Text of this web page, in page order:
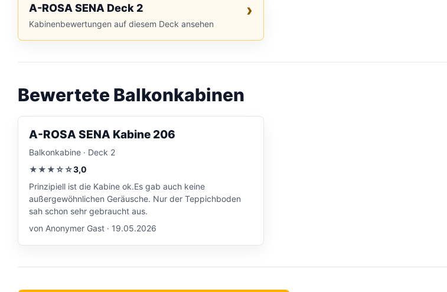
A-ROSA SENA Deck 2
Kabinenbewertungen auf diesem Deck ansehen
Bewertete Balkonkabinen
A-ROSA SENA Kabine 206
Balkonkabine · Deck 2
★★★☆☆3,0
Prinzipiell ist die Kabine ok.Es gab auch keine
außergewöhnlichen Geräusche. Nur der Teppichboden
sah schon sehr gebraucht aus.
von Anonymer Gast · 19.05.2026